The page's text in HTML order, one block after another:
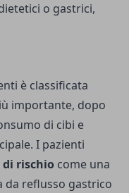
o gastrici,
è classificata
importante, dopo
di cibi e
I pazienti
rischio come una
reflusso gastrico